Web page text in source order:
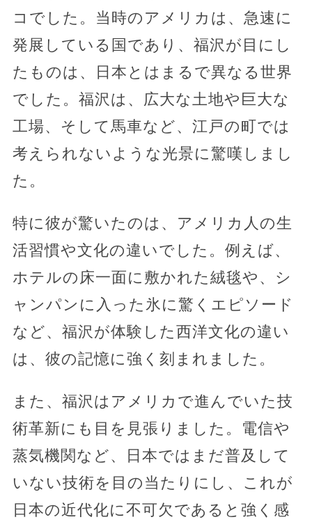
コでした。当時のアメリカは、急速に
発展している国であり、福沢が目にし
たものは、日本とはまるで異なる世界
でした。福沢は、広大な土地や巨大な
工場、そして馬車など、江戸の町では
考えられないような光景に驚嘆しまし
た。
特に彼が驚いたのは、アメリカ人の生
活習慣や文化の違いでした。例えば、
ホテルの床一面に敷かれた絨毯や、シ
ャンパンに入った氷に驚くエピソード
など、福沢が体験した西洋文化の違い
は、彼の記憶に強く刻まれました。
また、福沢はアメリカで進んでいた技
術革新にも目を見張りました。電信や
蒸気機関など、日本ではまだ普及して
いない技術を目の当たりにし、これが
日本の近代化に不可欠であると強く感